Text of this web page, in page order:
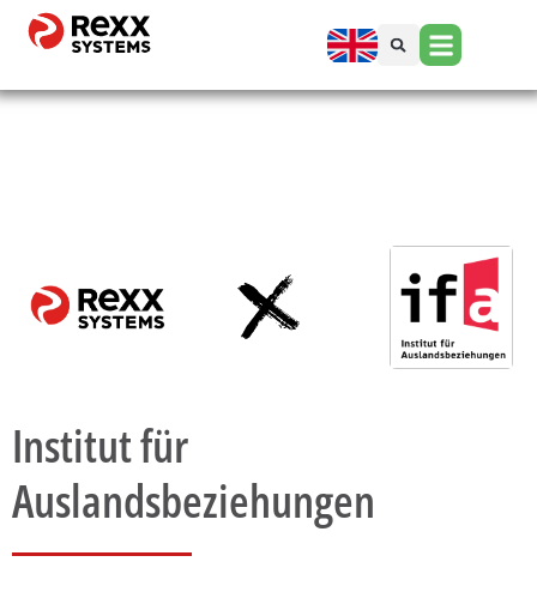
Institut für
Auslandsbeziehungen